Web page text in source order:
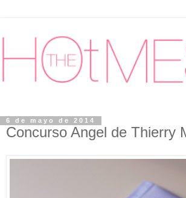
6 de mayo de 2014
Concurso Angel de Thierry